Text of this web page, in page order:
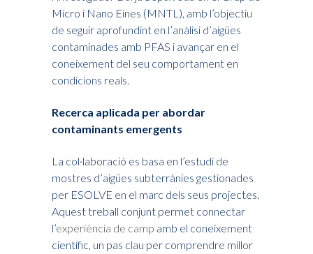
Micro i Nano Eines (MNTL), amb l’objectiu
de seguir aprofundint en l’anàlisi d’aigües
contaminades amb PFAS i avançar en el
coneixement del seu comportament en
condicions reals.
Recerca aplicada per abordar
contaminants emergents
La col·laboració es basa en l’estudi de
mostres d’aigües subterrànies gestionades
per ESOLVE en el marc dels seus projectes.
Aquest treball conjunt permet connectar
l’experiència de camp amb el coneixement
científic, un pas clau per comprendre millor